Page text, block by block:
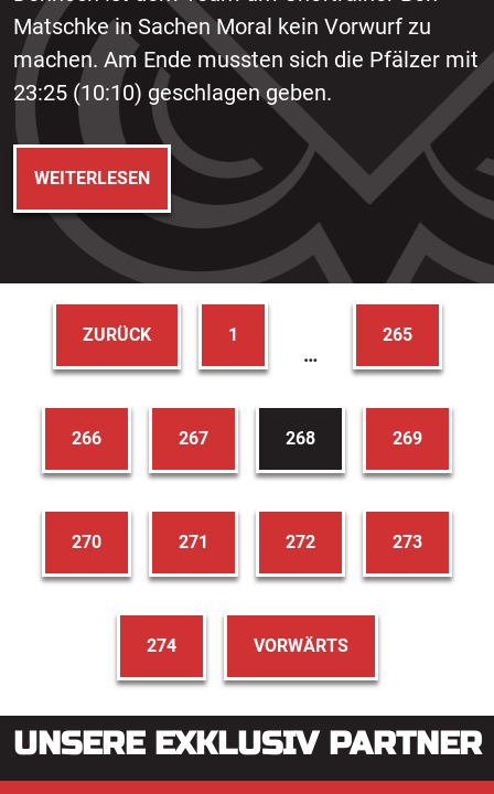
Matschke in Sachen Moral kein Vorwurf zu
machen. Am Ende mussten sich die Pfälzer mit
23:25 (10:10) geschlagen geben.
WEITERLESEN
ZURÜCK 1
…
265
266 267 268 269
270 271 272 273
274 VORWÄRTS
UNSERE EXKLUSIV PARTNER